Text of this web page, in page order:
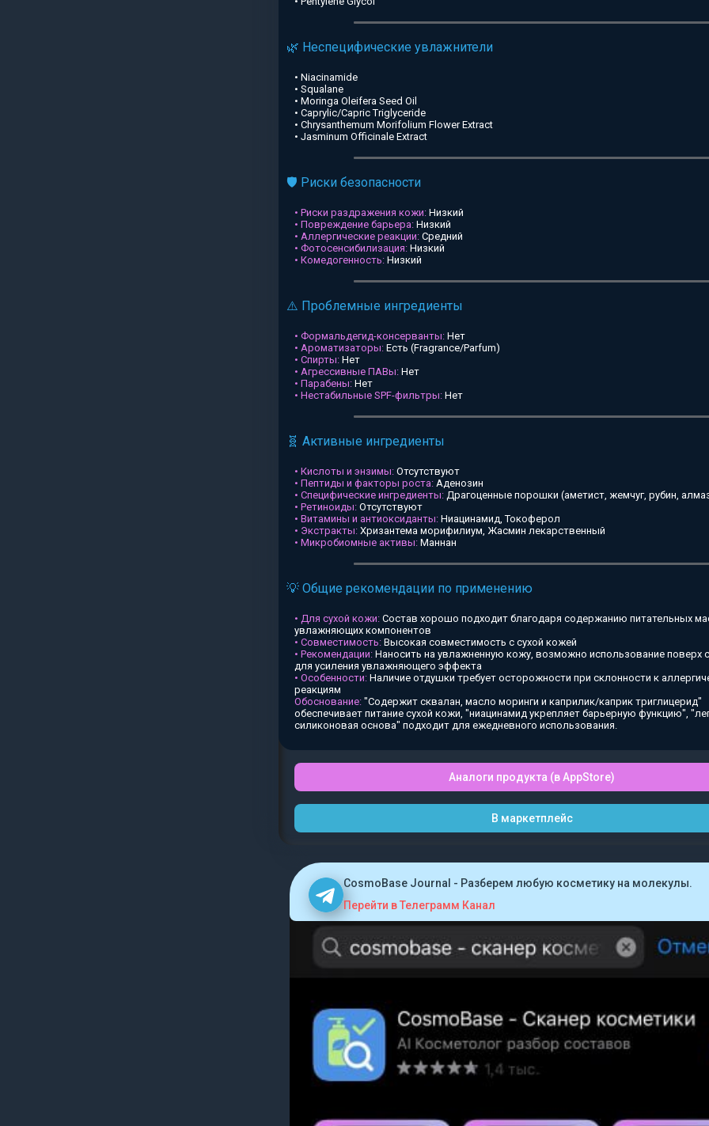
🌿 Неспецифические увлажнители
• Niacinamide
• Squalane
• Moringa Oleifera Seed Oil
• Caprylic/Capric Triglyceride
• Chrysanthemum Morifolium Flower Extract
• Jasminum Officinale Extract
🛡️ Риски безопасности
• Риски раздражения кожи: Низкий
• Повреждение барьера: Низкий
• Аллергические реакции: Средний
• Фотосенсибилизация: Низкий
• Комедогенность: Низкий
⚠️ Проблемные ингредиенты
• Формальдегид-консерванты: Нет
• Ароматизаторы: Есть (Fragrance/Parfum)
• Спирты: Нет
• Агрессивные ПАВы: Нет
• Парабены: Нет
• Нестабильные SPF-фильтры: Нет
🧬 Активные ингредиенты
• Кислоты и энзимы: Отсутствуют
• Пептиды и факторы роста: Аденозин
• Специфические ингредиенты: Драгоценные порошки (аметист, жемчуг, рубин,
• Ретиноиды: Отсутствуют
• Витамины и антиоксиданты: Ниацинамид, Токоферол
• Экстракты: Хризантема морифилиум, Жасмин лекарственный
• Микробиомные активы: Маннан
💡 Общие рекомендации по применению
• Для сухой кожи: Состав хорошо подходит благодаря содержанию питательных
увлажняющих компонентов
• Совместимость: Высокая совместимость с сухой кожей
• Рекомендации: Наносить на увлажненную кожу, возможно использование поверх
для усиления увлажняющего эффекта
• Особенности: Наличие отдушки требует осторожности при склонности к
реакциям
Обоснование: "Содержит сквалан, масло моринги и каприлик/каприк триглицерид"
обеспечивает питание сухой кожи, "ниацинамид укрепляет барьерную функцию",
силиконовая основа" подходит для ежедневного использования.
Аналоги продукта (в AppStore)
В маркетплейс
CosmoBase Journal - Разберем любую косметику на молекулы.
Перейти в Телеграмм Канал